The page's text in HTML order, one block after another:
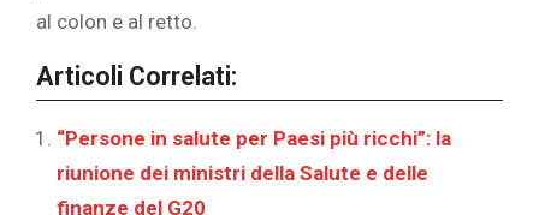
al colon e al retto.
Articoli Correlati:
“Persone in salute per Paesi più ricchi”: la
riunione dei ministri della Salute e delle
finanze del G20